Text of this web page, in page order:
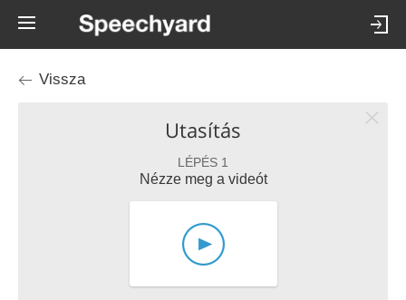
Vissza
Utasítás
LÉPÉS 1
Nézze meg a videót